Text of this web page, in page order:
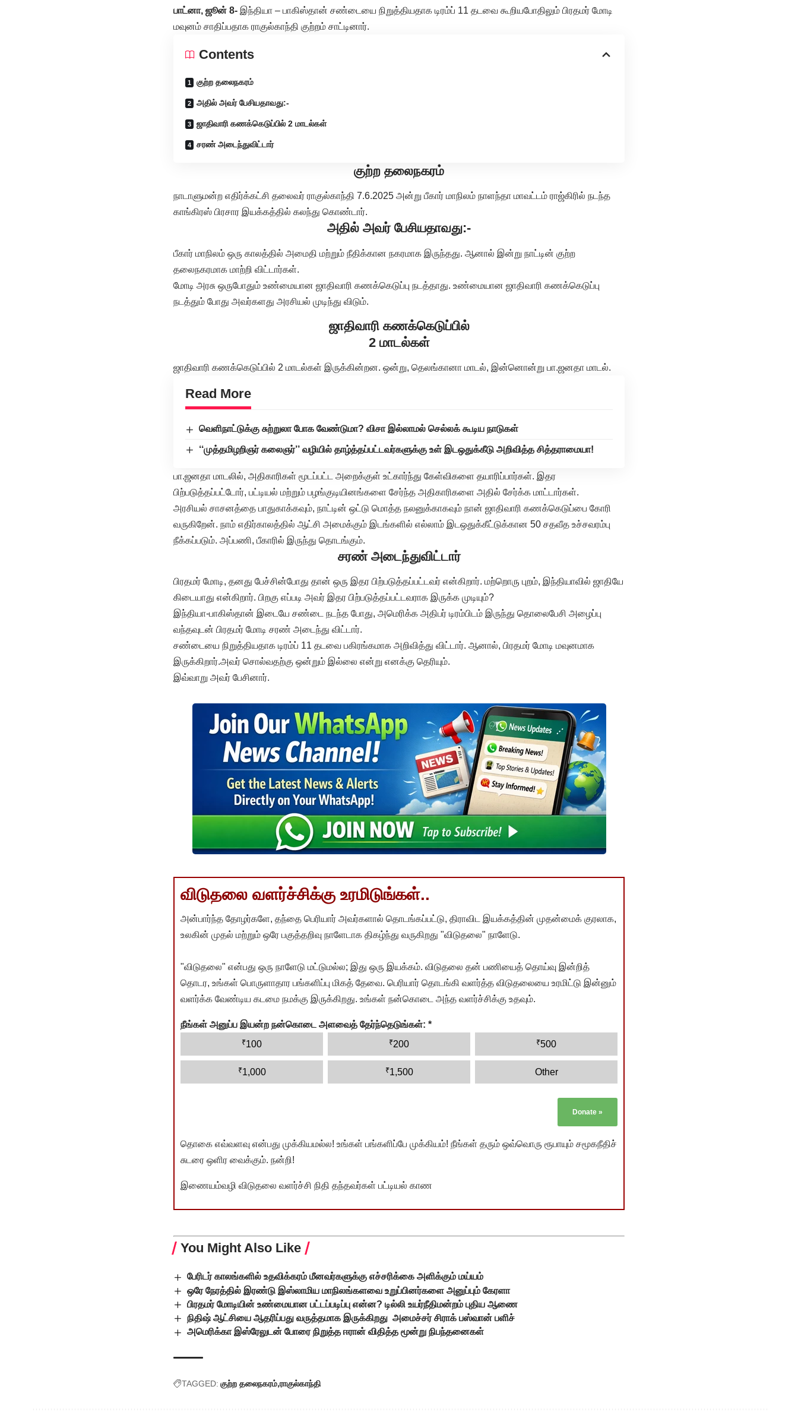
பாட்னா, ஜூன் 8- இந்தியா – பாகிஸ்தான் சண்டையை நிறுத்தியதாக டிரம்ப் 11 தடவை கூறியபோதிலும் பிரதமர் மோடி
மவுனம் சாதிப்பதாக ராகுல்காந்தி குற்றம் சாட்டினார்.
Contents
குற்ற தலைநகரம்
அதில் அவர் பேசியதாவது:-
ஜாதிவாரி கணக்கெடுப்பில் 2 மாடல்கள்
சரண் அடைந்துவிட்டார்
குற்ற தலைநகரம்
நாடாளுமன்ற எதிர்க்கட்சி தலைவர் ராகுல்காந்தி 7.6.2025 அன்று பீகார் மாநிலம் நாளந்தா மாவட்டம் ராஜ்கிரில் நடந்த
காங்கிரஸ் பிரசார இயக்கத்தில் கலந்து கொண்டார்.
அதில் அவர் பேசியதாவது:-
பீகார் மாநிலம் ஒரு காலத்தில் அமைதி மற்றும் நீதிக்கான நகரமாக இருந்தது. ஆனால் இன்று நாட்டின் குற்ற
தலைநகரமாக மாற்றி விட்டார்கள்.
மோடி அரசு ஒருபோதும் உண்மையான ஜாதிவாரி கணக்கெடுப்பு நடத்தாது. உண்மையான ஜாதிவாரி கணக்கெடுப்பு
நடத்தும் போது அவர்களது அரசியல் முடிந்து விடும்.
ஜாதிவாரி கணக்கெடுப்பில்
2 மாடல்கள்
ஜாதிவாரி கணக்கெடுப்பில் 2 மாடல்கள் இருக்கின்றன. ஒன்று, தெலங்கானா மாடல், இன்னொன்று பா.ஜனதா மாடல்.
Read More
வெளிநாட்டுக்கு சுற்றுலா போக வேண்டுமா? விசா இல்லாமல் செல்லக் கூடிய நாடுகள்
‘‘முத்தமிழறிஞர் கலைஞர்’’ வழியில் தாழ்த்தப்பட்டவர்களுக்கு உள் இடஒதுக்கீடு அறிவித்த சித்தராமையா!
பா.ஜனதா மாடலில், அதிகாரிகள் மூடப்பட்ட அறைக்குள் உட்கார்ந்து கேள்விகளை தயாரிப்பார்கள். இதர
பிற்படுத்தப்பட்டோர், பட்டியல் மற்றும் பழங்குடியினங்களை சேர்ந்த அதிகாரிகளை அதில் சேர்க்க மாட்டார்கள்.
அரசியல் சாசனத்தை பாதுகாக்கவும், நாட்டின் ஒட்டு மொத்த நலனுக்காகவும் நான் ஜாதிவாரி கணக்கெடுப்பை கோரி
வருகிறேன். நாம் எதிர்காலத்தில் ஆட்சி அமைக்கும் இடங்களில் எல்லாம் இடஒதுக்கீட்டுக்கான 50 சதவீத உச்சவரம்பு
நீக்கப்படும். அப்பணி, பீகாரில் இருந்து தொடங்கும்.
சரண் அடைந்துவிட்டார்
பிரதமர் மோடி, தனது பேச்சின்போது தான் ஒரு இதர பிற்படுத்தப்பட்டவர் என்கிறார். மற்றொரு புறம், இந்தியாவில் ஜாதியே
கிடையாது என்கிறார். பிறகு எப்படி அவர் இதர பிற்படுத்தப்பட்டவராக இருக்க முடியும்?
இந்தியா-பாகிஸ்தான் இடையே சண்டை நடந்த போது, அமெரிக்க அதிபர் டிரம்பிடம் இருந்து தொலைபேசி அழைப்பு
வந்தவுடன் பிரதமர் மோடி சரண் அடைந்து விட்டார்.
சண்டையை நிறுத்தியதாக டிரம்ப் 11 தடவை பகிரங்கமாக அறிவித்து விட்டார். ஆனால், பிரதமர் மோடி மவுனமாக
இருக்கிறார்.அவர் சொல்வதற்கு ஒன்றும் இல்லை என்று எனக்கு தெரியும்.
இவ்வாறு அவர் பேசினார்.
விடுதலை வளர்ச்சிக்கு உரமிடுங்கள்..
அன்பார்ந்த தோழர்களே, தந்தை பெரியார் அவர்களால் தொடங்கப்பட்டு, திராவிட இயக்கத்தின் முதன்மைக் குரலாக,
உலகின் முதல் மற்றும் ஒரே பகுத்தறிவு நாளேடாக திகழ்ந்து வருகிறது "விடுதலை" நாளேடு.
"விடுதலை" என்பது ஒரு நாளேடு மட்டுமல்ல; இது ஒரு இயக்கம். விடுதலை தன் பணியைத் தொய்வு இன்றித்
தொடர, உங்கள் பொருளாதார பங்களிப்பு மிகத் தேவை. பெரியார் தொடங்கி வளர்த்த விடுதலையை உரமிட்டு இன்னும்
வளர்க்க வேண்டிய கடமை நமக்கு இருக்கிறது. உங்கள் நன்கொடை அந்த வளர்ச்சிக்கு உதவும்.
நீங்கள் அனுப்ப இயன்ற நன்கொடை அளவைத் தேர்ந்தெடுங்கள்: *
₹100 ₹200 ₹500
₹1,000 ₹1,500 Other
Donate »
தொகை எவ்வளவு என்பது முக்கியமல்ல! உங்கள் பங்களிப்பே முக்கியம்! நீங்கள் தரும் ஒவ்வொரு ரூபாயும் சமூகநீதிச்
சுடரை ஒளிர வைக்கும். நன்றி!
இணையம்வழி விடுதலை வளர்ச்சி நிதி தந்தவர்கள் பட்டியல் காண
You Might Also Like
பேரிடர் காலங்களில் உதவிக்கரம் மீனவர்களுக்கு எச்சரிக்கை அளிக்கும் மய்யம்
ஒரே நேரத்தில் இரண்டு இஸ்லாமிய மாநிலங்களவை உறுப்பினர்களை அனுப்பும் கேரளா
பிரதமர் மோடியின் உண்மையான பட்டப்படிப்பு என்ன? டில்லி உயர்நீதிமன்றம் புதிய ஆணை
நிதிஷ் ஆட்சியை ஆதரிப்பது வருத்தமாக இருக்கிறது அமைச்சர் சிராக் பஸ்வான் பளிச்
அமெரிக்கா இஸ்ரேலுடன் போரை நிறுத்த ஈரான் விதித்த மூன்று நிபந்தனைகள்
TAGGED: குற்ற தலைநகரம் ராகுல்காந்தி